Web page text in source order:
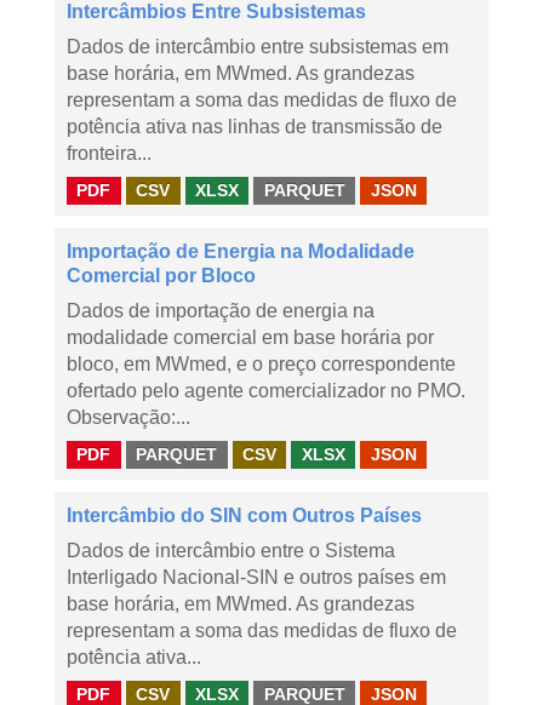
Intercâmbios Entre Subsistemas
Dados de intercâmbio entre subsistemas em
base horária, em MWmed. As grandezas
representam a soma das medidas de fluxo de
potência ativa nas linhas de transmissão de
fronteira...
PDF CSV XLSX PARQUET JSON
Importação de Energia na Modalidade
Comercial por Bloco
Dados de importação de energia na
modalidade comercial em base horária por
bloco, em MWmed, e o preço correspondente
ofertado pelo agente comercializador no PMO.
Observação:...
PDF PARQUET CSV XLSX JSON
Intercâmbio do SIN com Outros Países
Dados de intercâmbio entre o Sistema
Interligado Nacional-SIN e outros países em
base horária, em MWmed. As grandezas
representam a soma das medidas de fluxo de
potência ativa...
PDF CSV XLSX PARQUET JSON